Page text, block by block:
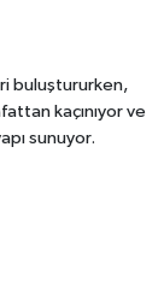
buluştururken,
kaçınıyor ve
sunuyor.